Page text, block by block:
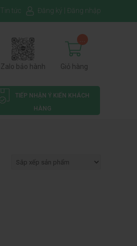
Tin tức Đăng ký Đăng nhập
Zalo bảo hành Giỏ hàng
TIẾP NHẬN Ý KIẾN KHÁCH
HÀNG